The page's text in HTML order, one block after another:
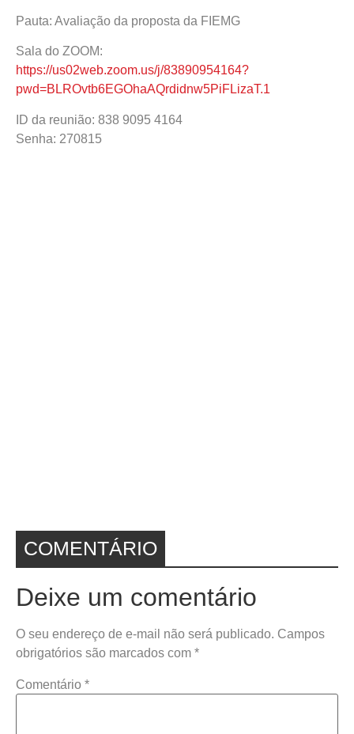
Pauta: Avaliação da proposta da FIEMG
Sala do ZOOM:
https://us02web.zoom.us/j/83890954164?
pwd=BLROvtb6EGOhaAQrdidnw5PiFLizaT.1
ID da reunião: 838 9095 4164
Senha: 270815
COMENTÁRIO
Deixe um comentário
O seu endereço de e-mail não será publicado. Campos
obrigatórios são marcados com *
Comentário *